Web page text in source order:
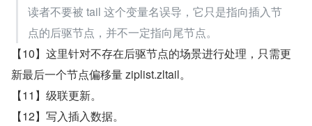
读者不要被 tail 这个变量名误导，它只是指向插入节
点的后驱节点，并不一定指向尾节点。
【10】这里针对不存在后驱节点的场景进行处理，只需更
新最后一个节点偏移量 ziplist.zltail。
【11】级联更新。
【12】写入插入数据。